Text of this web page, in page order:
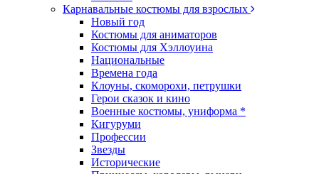
Карнавальные костюмы для взрослых
Новый год
Костюмы для аниматоров
Костюмы для Хэллоуина
Национальные
Времена года
Клоуны, скоморохи, петрушки
Герои сказок и кино
Военные костюмы, униформа *
Кигуруми
Профессии
Звезды
Исторические